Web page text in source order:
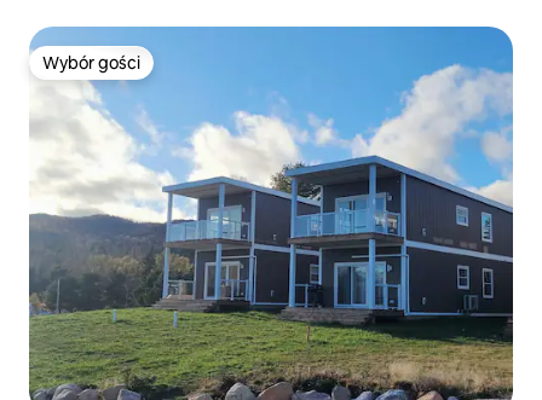
Wybór gości
Wybór gości